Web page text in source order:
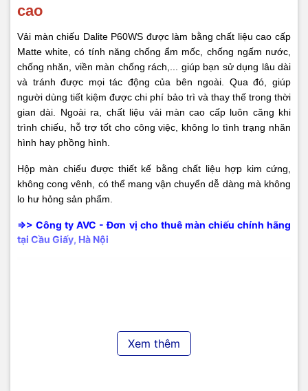
cao
Vải màn chiếu Dalite P60WS được làm bằng chất liệu cao cấp
Matte white, có tính năng chống ẩm mốc, chống ngấm nước,
chống nhăn, viền màn chống rách,... giúp bạn sử dụng lâu dài
và tránh được mọi tác động của bên ngoài. Qua đó, giúp
người dùng tiết kiệm được chi phí bảo trì và thay thế trong thời
gian dài. Ngoài ra, chất liệu vải màn cao cấp luôn căng khi
trình chiếu, hỗ trợ tốt cho công việc, không lo tình trạng nhăn
hình hay phồng hình.
Hộp màn chiếu được thiết kế bằng chất liệu hợp kim cứng,
không cong vênh, có thể mang vận chuyển dễ dàng mà không
lo hư hỏng sản phẩm.
=>> Công ty AVC - Đơn vị cho thuê màn chiếu chính hãng
tại Cầu Giấy, Hà Nội
Xem thêm